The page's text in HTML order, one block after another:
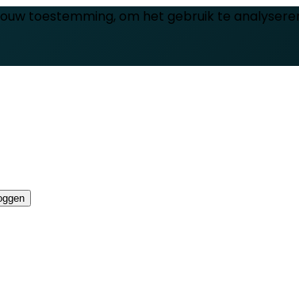
toestemming, om het gebruik te